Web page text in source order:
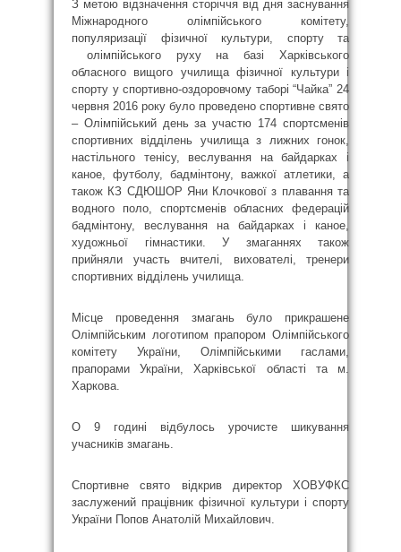
З метою відзначення сторіччя від дня заснування
Міжнародного олімпійського комітету,
популяризації фізичної культури, спорту та
олімпійського руху на базі Харківського
обласного вищого училища фізичної культури і
спорту у спортивно-оздоровчому таборі “Чайка” 24
червня 2016 року було проведено спортивне свято
– Олімпійський день за участю 174 спортсменів
спортивних відділень училища з лижних гонок,
настільного тенісу, веслування на байдарках і
каное, футболу, бадмінтону, важкої атлетики, а
також КЗ СДЮШОР Яни Клочкової з плавання та
водного поло, спортсменів обласних федерацій
бадмінтону, веслування на байдарках і каное,
художньої гімнастики. У змаганнях також
прийняли участь вчителі, вихователі, тренери
спортивних відділень училища.
Місце проведення змагань було прикрашене
Олімпійським логотипом прапором Олімпійського
комітету України, Олімпійськими гаслами,
прапорами України, Харківської області та м.
Харкова.
О 9 годині відбулось урочисте шикування
учасників змагань.
Спортивне свято відкрив директор ХОВУФКС
заслужений працівник фізичної культури і спорту
України Попов Анатолій Михайлович.